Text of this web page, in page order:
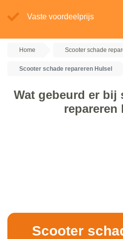
Vaste voordeelprijs
Home Scooter schade
Scooter schade repareren Hulsel
Wat gebeurd er bij
repareren
Scooter